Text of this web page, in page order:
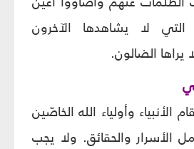
التي لا يشاهدها الآخرون
الضالون.
الأنبياء وأولياء الله الخاصّين
الأسرار والحقائق. ولا يجب